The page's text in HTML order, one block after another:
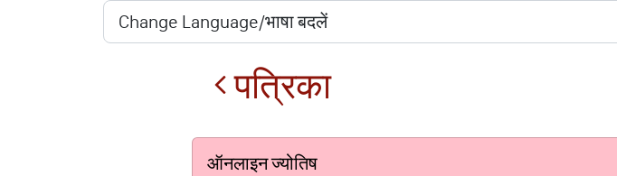
पत्रिका
ऑनलाइन ज्योतिष